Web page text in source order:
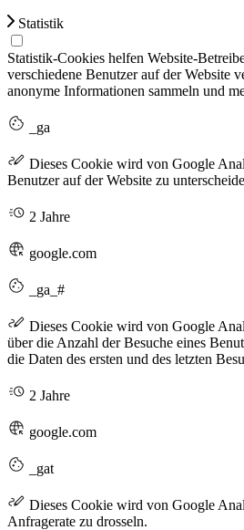
Statistik
Statistik-Cookies helfen Website-
verschiedene Benutzer auf der Website
anonyme Informationen sammeln und
_ga
Dieses Cookie wird von Google
Benutzer auf der Website zu
2 Jahre
google.com
_ga_#
Dieses Cookie wird von Google
über die Anzahl der Besuche eines
die Daten des ersten und des letzten
2 Jahre
google.com
_gat
Dieses Cookie wird von Google
Anfragerate zu drosseln.